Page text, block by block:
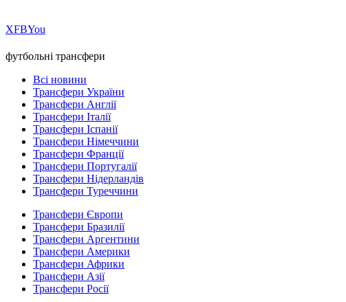
ХFBYou
футбольні трансфери
Всі новини
Трансфери України
Трансфери Англії
Трансфери Італії
Трансфери Іспанії
Трансфери Німеччини
Трансфери Франції
Трансфери Португалії
Трансфери Нідерландів
Трансфери Туреччини
Трансфери Європи
Трансфери Бразилії
Трансфери Аргентини
Трансфери Америки
Трансфери Африки
Трансфери Азії
Трансфери Росії